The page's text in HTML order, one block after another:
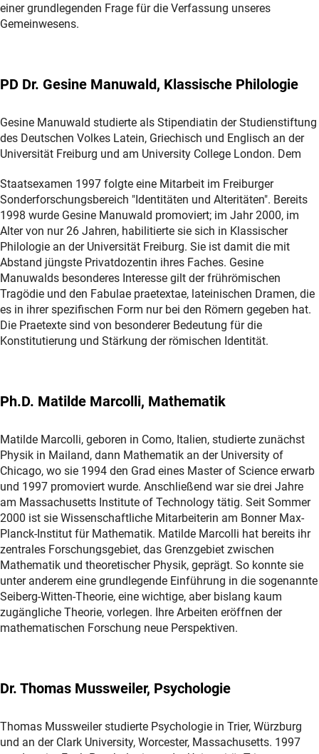
einer grundlegenden Frage für die Verfassung unseres
Gemeinwesens.
PD Dr. Gesine Manuwald, Klassische Philologie
Gesine Manuwald studierte als Stipendiatin der Studienstiftung
des Deutschen Volkes Latein, Griechisch und Englisch an der
Universität Freiburg und am University College London. Dem
Staatsexamen 1997 folgte eine Mitarbeit im Freiburger
Sonderforschungsbereich "Identitäten und Alteritäten". Bereits
1998 wurde Gesine Manuwald promoviert; im Jahr 2000, im
Alter von nur 26 Jahren, habilitierte sie sich in Klassischer
Philologie an der Universität Freiburg. Sie ist damit die mit
Abstand jüngste Privatdozentin ihres Faches. Gesine
Manuwalds besonderes Interesse gilt der frührömischen
Tragödie und den Fabulae praetextae, lateinischen Dramen, die
es in ihrer spezifischen Form nur bei den Römern gegeben hat.
Die Praetexte sind von besonderer Bedeutung für die
Konstitutierung und Stärkung der römischen Identität.
Ph.D. Matilde Marcolli, Mathematik
Matilde Marcolli, geboren in Como, Italien, studierte zunächst
Physik in Mailand, dann Mathematik an der University of
Chicago, wo sie 1994 den Grad eines Master of Science erwarb
und 1997 promoviert wurde. Anschließend war sie drei Jahre
am Massachusetts Institute of Technology tätig. Seit Sommer
2000 ist sie Wissenschaftliche Mitarbeiterin am Bonner Max-
Planck-Institut für Mathematik. Matilde Marcolli hat bereits ihr
zentrales Forschungsgebiet, das Grenzgebiet zwischen
Mathematik und theoretischer Physik, geprägt. So konnte sie
unter anderem eine grundlegende Einführung in die sogenannte
Seiberg-Witten-Theorie, eine wichtige, aber bislang kaum
zugängliche Theorie, vorlegen. Ihre Arbeiten eröffnen der
mathematischen Forschung neue Perspektiven.
Dr. Thomas Mussweiler, Psychologie
Thomas Mussweiler studierte Psychologie in Trier, Würzburg
und an der Clark University, Worcester, Massachusetts. 1997